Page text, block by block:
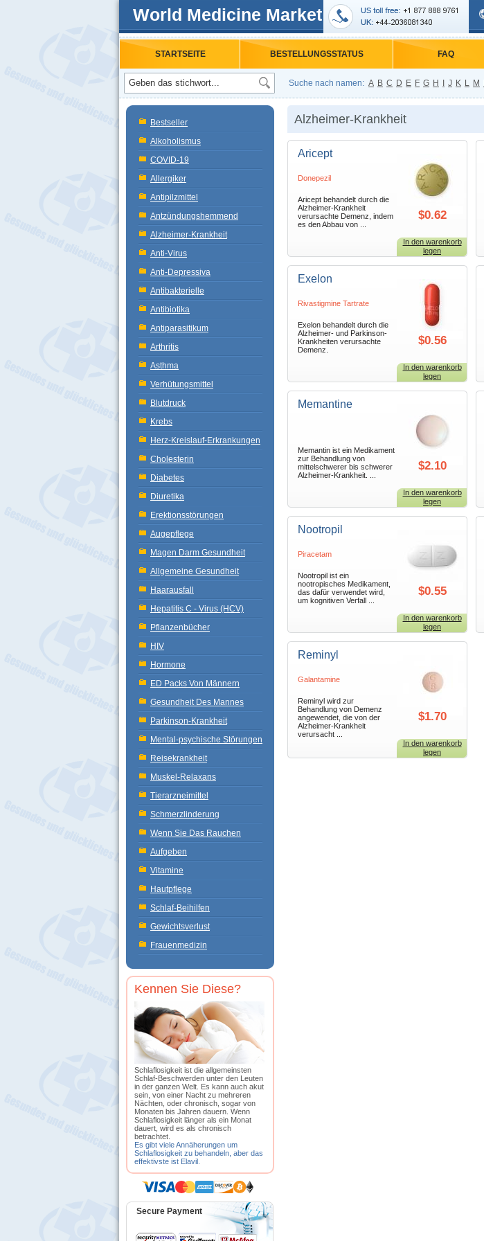
World Medicine Market
STARTSEITE BESTELLUNGSSTATUS FAQ
Suche nach namen: A B C D E F G H J K L M
Bestseller
Alkoholismus
COVID-19
Allergiker
Antipilzmittel
Antzündungshemmend
Alzheimer-Krankheit
Anti-Virus
Anti-Depressiva
Antibakterielle
Antibiotika
Antiparasitikum
Arthritis
Asthma
Verhütungsmittel
Blutdruck
Krebs
Herz-Kreislauf-Erkrankungen
Cholesterin
Diabetes
Diuretika
Erektionsstörungen
Augepflege
Magen Darm Gesundheit
Allgemeine Gesundheit
Haarausfall
Hepatitis C - Virus (HCV)
Pflanzenbücher
HIV
Hormone
ED Packs Von Männern
Gesundheit Des Mannes
Parkinson-Krankheit
Mental-psychische Störungen
Reisekrankheit
Muskel-Relaxans
Tierarzneimittel
Schmerzlinderung
Wenn Sie Das Rauchen
Aufgeben
Vitamine
Hautpflege
Schlaf-Beihilfen
Gewichtsverlust
Frauenmedizin
Kennen Sie Diese?
Schlaflosigkeit ist die allgemeinsten
Schlaf-Beschwerden unter den Leuten
in der ganzen Welt. Es kann auch akut
sein, von einer Nacht zu mehreren
Nächten, oder chronisch, sogar von
Monaten bis Jahren dauern. Wenn
Schlaflosigkeit länger als ein Monat
dauert, wird es als chronisch
betrachtet.
Es gibt viele Annäherungen um
Schlaflosigkeit zu behandeln, aber das
effektivste ist Elavil.
Secure Payment
Alzheimer-Krankheit
Aricept
Donepezil
Aricept behandelt durch die
Alzheimer-Krankheit
verursachte Demenz, indem
es den Abbau von ...
$0.62
In den warenkorb
legen
Exelon
Rivastigmine Tartrate
Exelon behandelt durch die
Alzheimer- und Parkinson-
Krankheiten verursachte
Demenz.
$0.56
In den warenkorb
legen
Memantine
Memantin ist ein Medikament
zur Behandlung von
mittelschwerer bis schwerer
Alzheimer-Krankheit. ...
$2.10
In den warenkorb
legen
Nootropil
Piracetam
Nootropil ist ein
nootropisches Medikament,
das dafür verwendet wird,
um kognitiven Verfall ...
$0.55
In den warenkorb
legen
Reminyl
Galantamine
Reminyl wird zur
Behandlung von Demenz
angewendet, die von der
Alzheimer-Krankheit
verursacht ...
$1.70
In den warenkorb
legen